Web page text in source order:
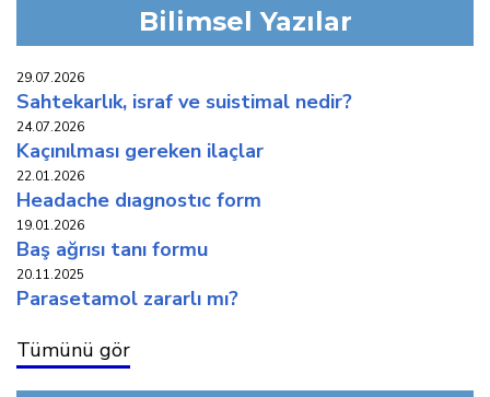
Bilimsel Yazılar
29.07.2026
sahtekarlık, i̇sraf ve suistimal nedir?
24.07.2026
kaçinilmasi gereken i̇laçlar
22.01.2026
headache diagnostic form
19.01.2026
baş ağrisi tani formu
20.11.2025
parasetamol zararli mi?
Tümünü gör